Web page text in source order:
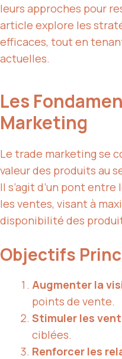
leurs approches pour
article explore les
efficaces, tout en
actuelles.
Les
Marketing
Le trade marketing se
valeur des produits au
Il s’agit d’un pont
les ventes, visant à
disponibilité des
Objectifs
Augmenter la
points de vente.
Stimuler les
ciblées.
Renforcer les